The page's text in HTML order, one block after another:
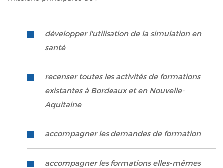
développer l'utilisation de la simulation en
santé
recenser toutes les activités de formations
existantes à Bordeaux et en Nouvelle-
Aquitaine
accompagner les demandes de formation
accompagner les formations elles-mêmes